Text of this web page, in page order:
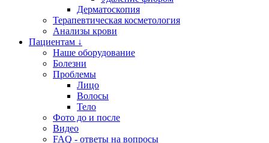
Дерматоскопия
Терапевтическая косметология
Анализы крови
Пациентам ↓
Наше оборудование
Болезни
Проблемы
Лицо
Волосы
Тело
Фото до и после
Видео
FAQ - ответы на вопросы